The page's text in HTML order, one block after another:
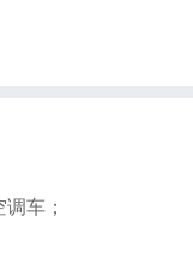
车；